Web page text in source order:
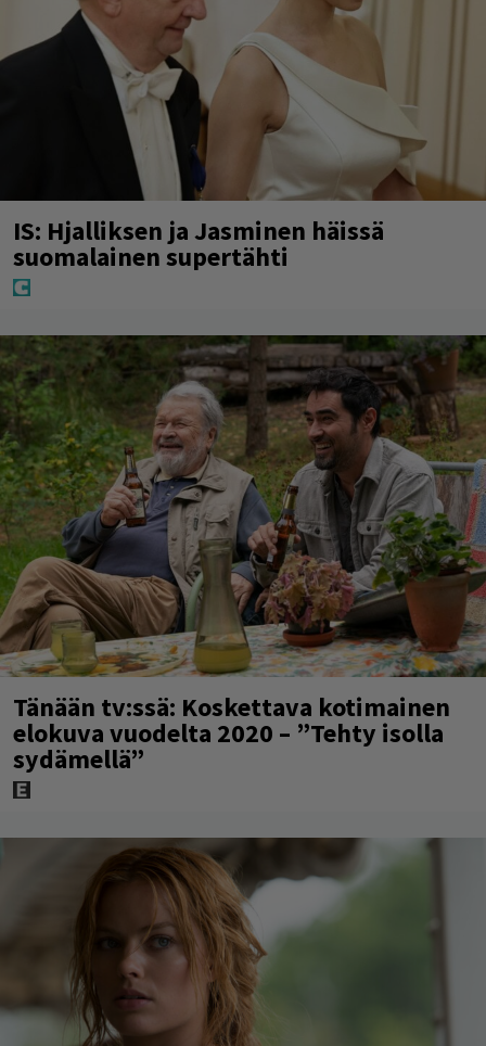
IS: Hjalliksen ja Jasminen häissä
suomalainen supertähti
Tänään tv:ssä: Koskettava kotimainen
elokuva vuodelta 2020 – ”Tehty isolla
sydämellä”